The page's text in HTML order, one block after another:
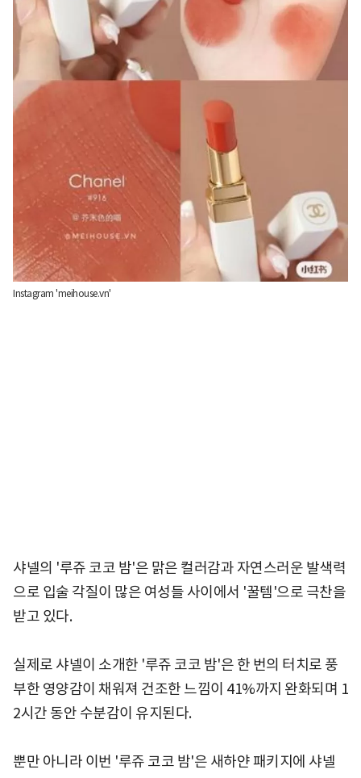
Instagram 'meihouse.vn'
샤넬의 '루쥬 코코 밤'은 맑은 컬러감과 자연스러운 발색력
으로 입술 각질이 많은 여성들 사이에서 '꿀템'으로 극찬을
받고 있다.
실제로 샤넬이 소개한 '루쥬 코코 밤'은 한 번의 터치로 풍
부한 영양감이 채워져 건조한 느낌이 41%까지 완화되며 1
2시간 동안 수분감이 유지된다.
뿐만 아니라 이번 '루쥬 코코 밤'은 새하얀 패키지에 샤넬